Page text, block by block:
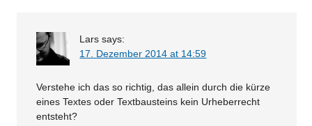
Lars says:
17. Dezember 2014 at 14:59
Verstehe ich das so richtig, das allein durch die kürze
eines Textes oder Textbausteins kein Urheberrecht
entsteht?